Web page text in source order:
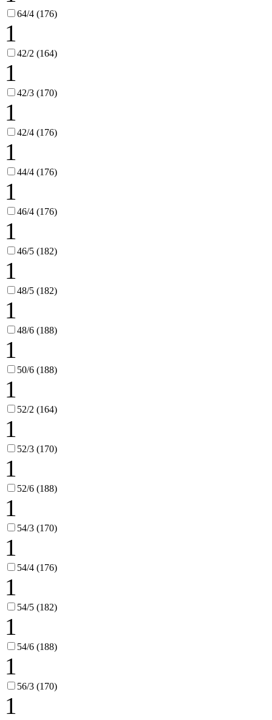
64/4 (176)
1
42/2 (164)
1
42/3 (170)
1
42/4 (176)
1
44/4 (176)
1
46/4 (176)
1
46/5 (182)
1
48/5 (182)
1
48/6 (188)
1
50/6 (188)
1
52/2 (164)
1
52/3 (170)
1
52/6 (188)
1
54/3 (170)
1
54/4 (176)
1
54/5 (182)
1
54/6 (188)
1
56/3 (170)
1